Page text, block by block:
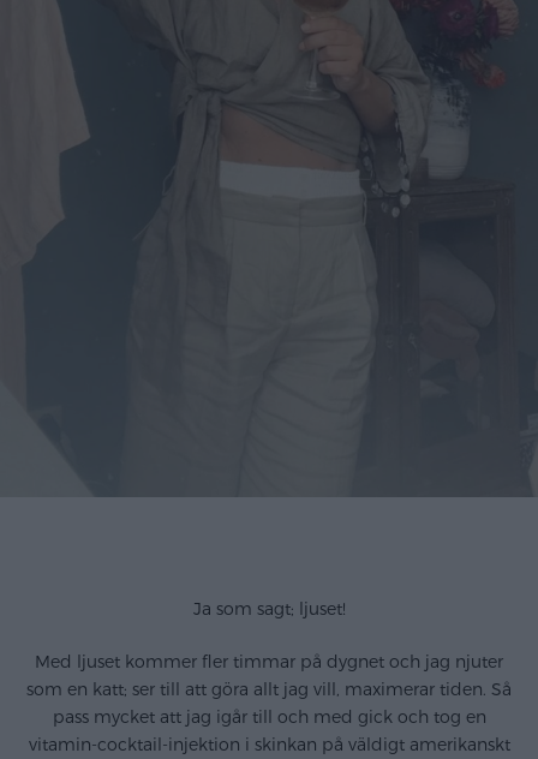
Ja som sagt; ljuset!
Med ljuset kommer fler timmar på dygnet och jag njuter
som en katt; ser till att göra allt jag vill, maximerar tiden. Så
pass mycket att jag igår till och med gick och tog en
vitamin-cocktail-injektion i skinkan på väldigt amerikanskt